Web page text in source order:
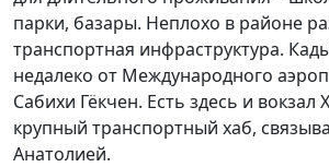
парки, базары. Неплохо в районе
транспортная инфраструктура.
недалеко от Международного
Сабихи Гёкчен. Есть здесь и вокзал
крупный транспортный хаб,
Анатолией.